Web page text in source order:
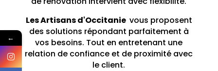
Les Artisans d'Occitanie vous proposent
des solutions répondant parfaitement à
vos besoins. Tout en entretenant une
relation de confiance et de proximité avec
le client.
←